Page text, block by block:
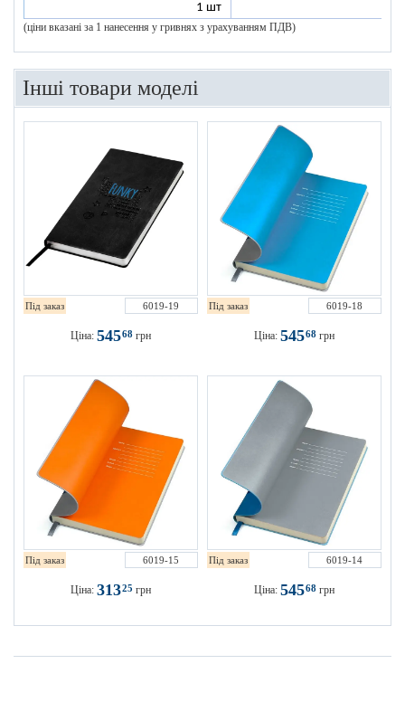
1 шт
(ціни вказані за 1 нанесення у гривнях з урахуванням ПДВ)
Інші товари моделі
Під заказ 6019-19
Ціна: 54568 грн
Під заказ 6019-18
Ціна: 54568 грн
Під заказ 6019-15
Ціна: 31325 грн
Під заказ 6019-14
Ціна: 54568 грн